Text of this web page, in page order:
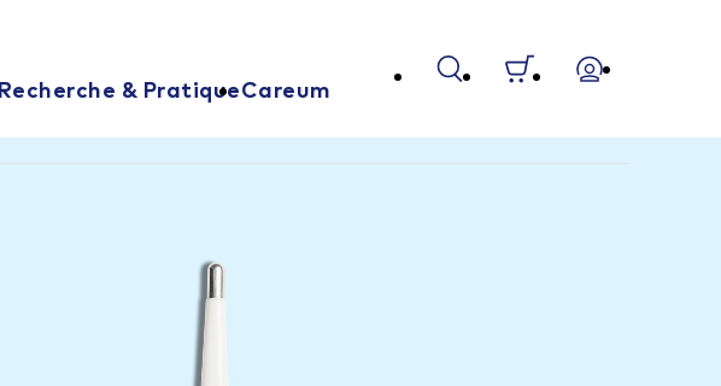
Recherche & PratiqueCareum